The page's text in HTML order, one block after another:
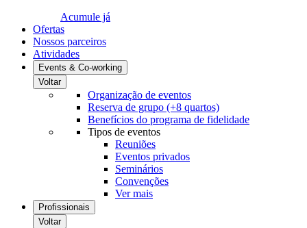
Acumule já
Ofertas
Nossos parceiros
Atividades
Events & Co-working
Voltar
Organização de eventos
Reserva de grupo (+8 quartos)
Benefícios do programa de fidelidade
Tipos de eventos
Reuniões
Eventos privados
Seminários
Convenções
Ver mais
Profissionais
Voltar